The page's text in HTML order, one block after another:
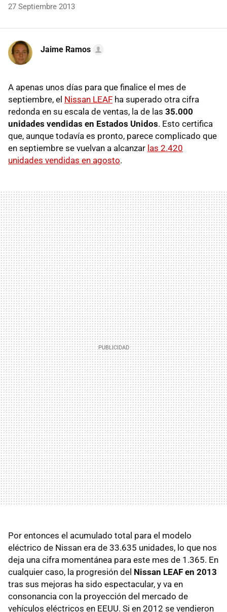
27 Septiembre 2013
Jaime Ramos
A apenas unos días para que finalice el mes de
septiembre, el Nissan LEAF ha superado otra cifra
redonda en su escala de ventas, la de las 35.000
unidades vendidas en Estados Unidos. Esto certifica
que, aunque todavía es pronto, parece complicado que
en septiembre se vuelvan a alcanzar las 2.420
unidades vendidas en agosto.
Por entonces el acumulado total para el modelo
eléctrico de Nissan era de 33.635 unidades, lo que nos
deja una cifra momentánea para este mes de 1.365. En
cualquier caso, la progresión del Nissan LEAF en 2013
tras sus mejoras ha sido espectacular, y va en
consonancia con la proyección del mercado de
vehículos eléctricos en EEUU. Si en 2012 se vendieron